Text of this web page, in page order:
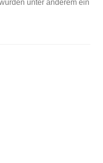
unter anderem ein